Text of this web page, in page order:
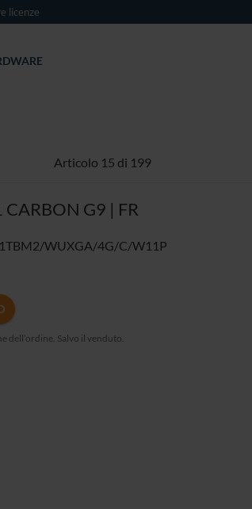
licenze
Articolo 15 di 199
G9 | FR
WUXGA/4G/C/W11P
dell’ordine. Salvo il venduto.